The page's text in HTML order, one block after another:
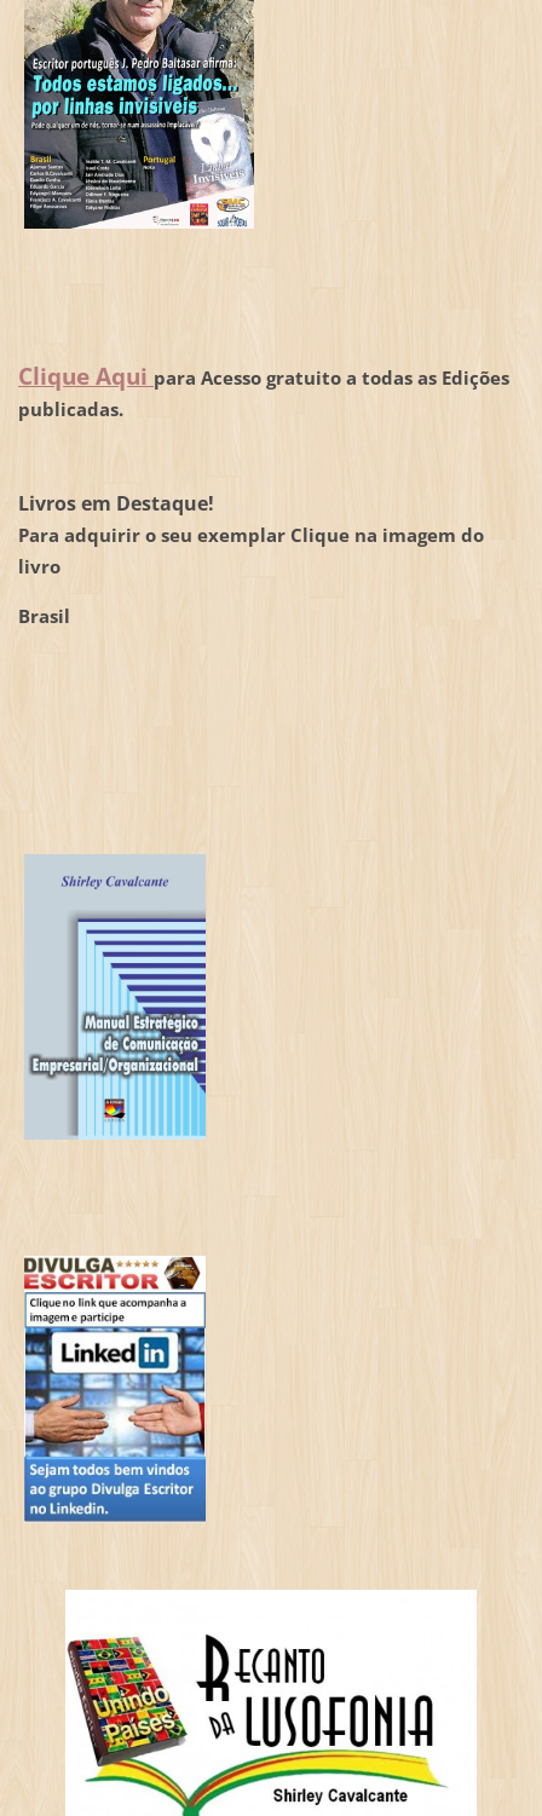
Clique Aqui para Acesso gratuito a todas as Edições
publicadas.
Livros em Destaque!
Para adquirir o seu exemplar Clique na imagem do
livro
Brasil